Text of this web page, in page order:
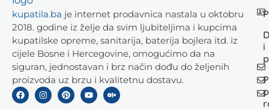
kupatila.ba je internet prodavnica nastala u oktobru
2018. godine iz želje da svim ljubiteljima i kupcima
kupatilske opreme, sanitarija, baterija bojlera itd. iz
cijele Bosne i Hercegovine, omogućimo da na
siguran, jednostavan i brz način dođu do željenih
proizvoda uz brzu i kvalitetnu dostavu.
i